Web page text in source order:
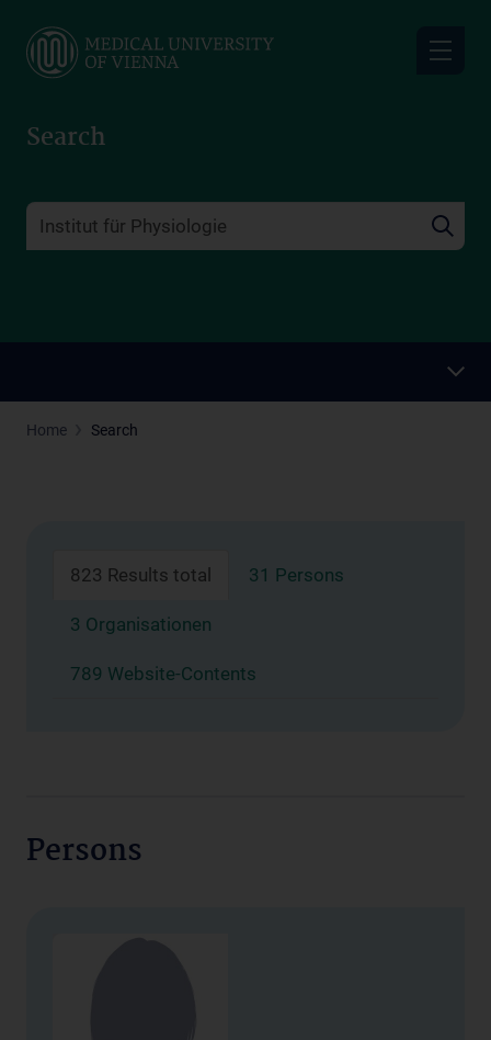
main
Search
Home Search
823 Results total 31 Persons
3 Organisationen
789 Website-Contents
Persons